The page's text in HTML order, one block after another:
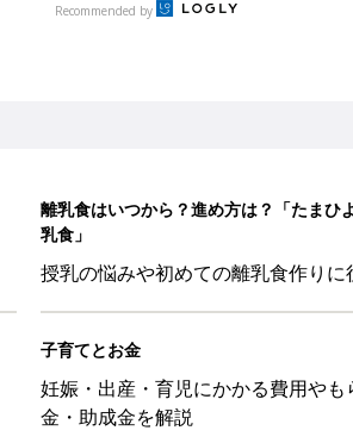
Recommended by
離乳食はいつから？進め方は？「たまひ
乳食」
授乳の悩みや初めての離乳食作りに
子育てとお金
妊娠・出産・育児にかかる費用やも
金・助成金を解説